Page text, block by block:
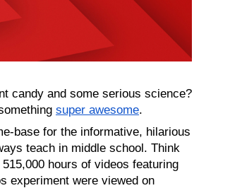
candy and some serious science?
super awesome.
base for the informative, hilarious
teach in middle school. Think
hours of videos featuring
experiment were viewed on